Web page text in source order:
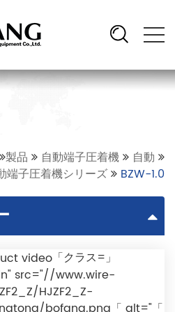
製品 自動端子圧着機
自動
端子圧着機シリーズ
BZW-1.0
「クラス=」
src="//www.wire-
HJZF2_Z-